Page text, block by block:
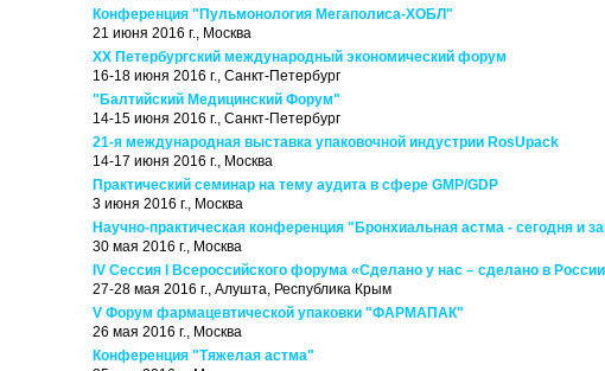
Конференция "Пульмонология Мегаполиса-ХОБЛ"
21 июня 2016 г., Москва
ХХ Петербургский международный экономический форум
16-18 июня 2016 г., Санкт-Петербург
"Балтийский Медицинский Форум"
14-15 июня 2016 г., Санкт-Петербург
21-я международная выставка упаковочной индустрии RosUpack
14-17 июня 2016 г., Москва
Практический семинар на тему аудита в сфере GMP/GDP
3 июня 2016 г., Москва
Научно-практическая конференция "Бронхиальная астма - сегодня и
30 мая 2016 г., Москва
IV Сессия I Всероссийского форума «Сделано у нас – сделано в
27-28 мая 2016 г., Алушта, Республика Крым
V Форум фармацевтической упаковки "ФАРМАПАК"
26 мая 2016 г., Москва
Конференция "Тяжелая астма"